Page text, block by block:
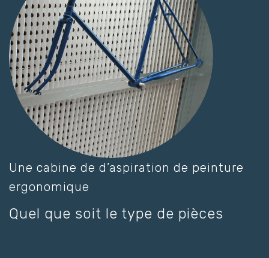
Une cabine de d’aspiration de peinture
ergonomique
Quel que soit le type de pièces